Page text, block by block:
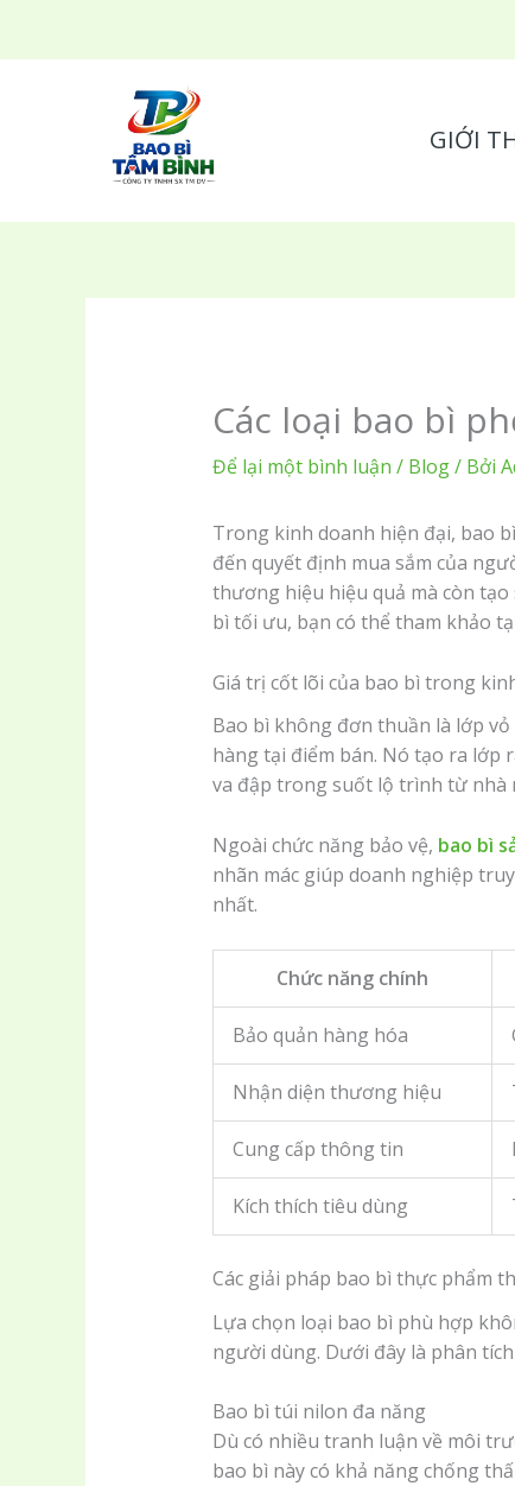
GIỚI
Các loại bao bì
Để lại một bình luận / Blog/ Bởi
Trong kinh doanh hiện đại, bao
đến quyết định mua sắm của
thương hiệu hiệu quả mà còn
bì tối ưu, bạn có thể tham khảo
Giá trị cốt lõi của bao bì trong
Bao bì không đơn thuần là lớp
hàng tại điểm bán. Nó tạo ra lớp
va đập trong suốt lộ trình từ nhà
Ngoài chức năng bảo vệ, bao bì
nhãn mác giúp doanh nghiệp
nhất.
Chức năng chính
Bảo quản hàng hóa
Nhận diện thương hiệu
Cung cấp thông tin
Kích thích tiêu dùng
Các giải pháp bao bì thực phẩm
Lựa chọn loại bao bì phù hợp
người dùng. Dưới đây là phân
Bao bì túi nilon đa năng
Dù có nhiều tranh luận về môi
bao bì này có khả năng chống